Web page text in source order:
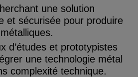
une solution
et sécurisée pour produire
d’études et prototypistes
une technologie métal
complexité technique.